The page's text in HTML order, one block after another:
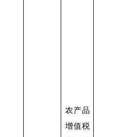
农产品
增值税